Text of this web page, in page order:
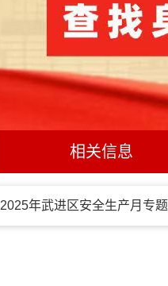
相关信息
2025年武进区安全生产月专题